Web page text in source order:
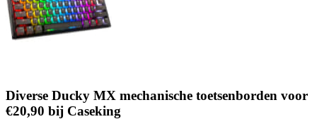
Diverse Ducky MX mechanische toetsenborden voor
€20,90 bij Caseking